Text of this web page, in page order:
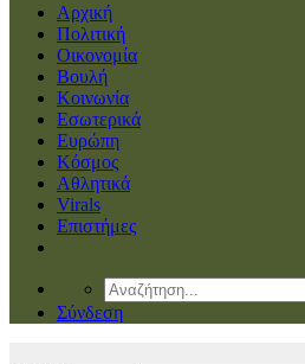
Αρχική
Πολιτική
Οικονομία
Βουλή
Κοινωνία
Εσωτερικά
Ευρώπη
Κόσμος
Αθλητικά
Virals
Επιστήμες
Σύνδεση